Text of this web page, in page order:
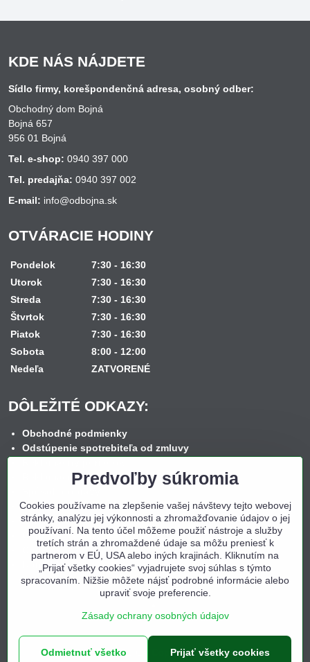
KDE NÁS NÁJDETE
Sídlo firmy, korešpondenčná adresa, osobný odber:
Obchodný dom Bojná
Bojná 657
956 01 Bojná
Tel. e-shop: 0940 397 000
Tel. predajňa: 0940 397 002
E-mail: info@odbojna.sk
OTVÁRACIE HODINY
Pondelok
7:30 - 16:30
Utorok
7:30 - 16:30
Streda
7:30 - 16:30
Štvrtok
7:30 - 16:30
Piatok
7:30 - 16:30
Sobota
8:00 - 12:00
Nedeľa
ZATVORENÉ
DÔLEŽITÉ ODKAZY:
Obchodné podmienky
Odstúpenie spotrebiteľa od zmluvy
Reklamačný formulár
Spôsob platby
Nákup na splátky
Ochrana osobných údajov
Cookies
Kontakt
©
Copyright
Predvoľby súkromia
Cookies používame na zlepšenie vašej návštevy tejto webovej
stránky, analýzu jej výkonnosti a zhromažďovanie údajov o jej
používaní. Na tento účel môžeme použiť nástroje a služby
tretích strán a zhromaždené údaje sa môžu preniesť k
partnerom v EÚ, USA alebo iných krajinách. Kliknutím na
„Prijať všetky cookies“ vyjadrujete svoj súhlas s týmto
spracovaním. Nižšie môžete nájsť podrobné informácie alebo
upraviť svoje preferencie.
Zásady ochrany osobných údajov
Prijať všetky cookies
Odmietnuť všetko